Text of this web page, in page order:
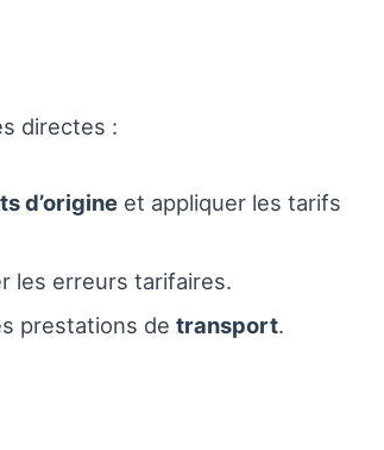
directes :
d’origine et appliquer les tarifs
les erreurs tarifaires.
prestations de transport.